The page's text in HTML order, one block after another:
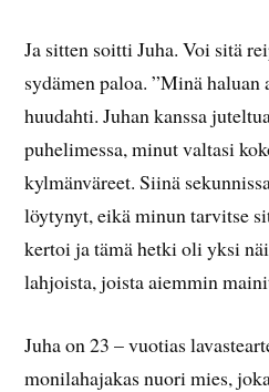
Ja sitten soitti Juha. Voi sitä
sydämen paloa. ”Minä haluan
huudahti. Juhan kanssa
puhelimessa, minut valtasi
kylmänväreet. Siinä
löytynyt, eikä minun tarvitse
kertoi ja tämä hetki oli yksi
lahjoista, joista aiemmin
Juha on 23 – vuotias
monilahajakas nuori mies,